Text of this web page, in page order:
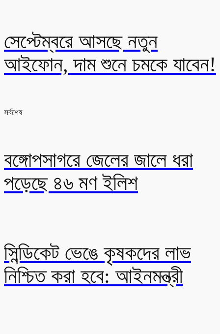
সেপ্টেম্বরে আসছে নতুন
আইফোন, দাম শুনে চমকে যাবেন!
সর্বশেষ
বঙ্গোপসাগরে জেলের জালে ধরা
পড়েছে ৪৬ মণ ইলিশ
সিন্ডিকেট ভেঙে কৃষকদের লাভ
নিশ্চিত করা হবে: আইনমন্ত্রী